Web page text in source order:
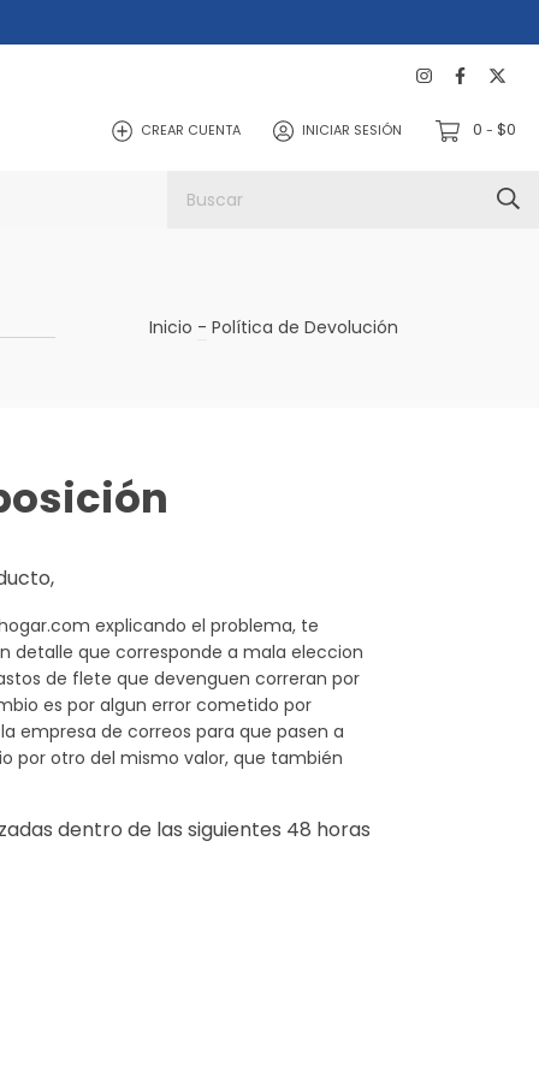
CREAR CUENTA INICIAR SESIÓN 0 - $0
Inicio - Política de Devolución
explicando el problema, te
detalle que corresponde a mala eleccion
de flete que devenguen correran por
es por algun error cometido por
empresa de correos para que pasen a
por otro del mismo valor, que también
dentro de las siguientes 48 horas